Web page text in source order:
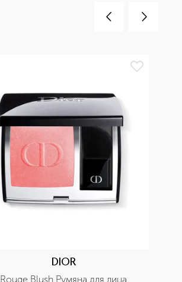
DIOR
Rouge Blush Румяна для лица